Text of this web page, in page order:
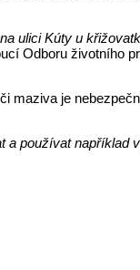
ulici Kúty u
Odboru životního
maziva je
a používat například